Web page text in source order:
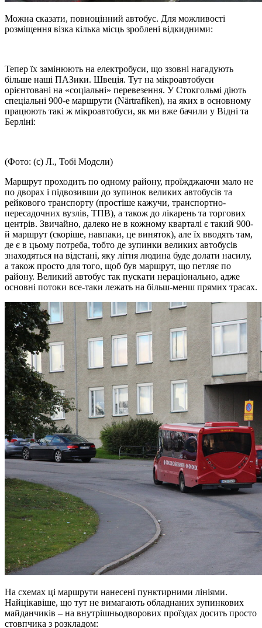
Можна сказати, повноцінний автобус. Для можливості
розміщення візка кілька місць зроблені відкидними:
Тепер їх замінюють на електробуси, що ззовні нагадують
більше наші ПАЗики. Швеція. Тут на мікроавтобуси
орієнтовані на «соціальні» перевезення. У Стокгольмі діють
спеціальні 900-е маршрути (Närtrafiken), на яких в основному
працюють такі ж мікроавтобуси, як ми вже бачили у Відні та
Берліні:
(Фото: (с) Л., Тобі Модсли)
Маршрут проходить по одному району, проїжджаючи мало не
по дворах і підвозивши до зупинок великих автобусів та
рейкового транспорту (простіше кажучи, транспортно-
пересадочних вузлів, ТПВ), а також до лікарень та торгових
центрів. Звичайно, далеко не в кожному кварталі є такий 900-
й маршрут (скоріше, навпаки, це виняток), але їх вводять там,
де є в цьому потреба, тобто де зупинки великих автобусів
знаходяться на відстані, яку літня людина буде долати насилу,
а також просто для того, щоб був маршрут, що петляє по
району. Великий автобус так пускати нераціонально, адже
основні потоки все-таки лежать на більш-менш прямих трасах.
На схемах ці маршрути нанесені пунктирними лініями.
Найцікавіше, що тут не вимагають обладнаних зупинкових
майданчиків – на внутрішньодворових проїздах досить просто
стовпчика з розкладом: